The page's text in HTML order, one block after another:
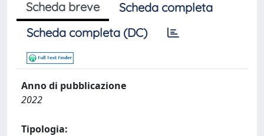
Scheda breve
Scheda completa
Scheda completa (DC)
Anno di pubblicazione
2022
Tipologia: